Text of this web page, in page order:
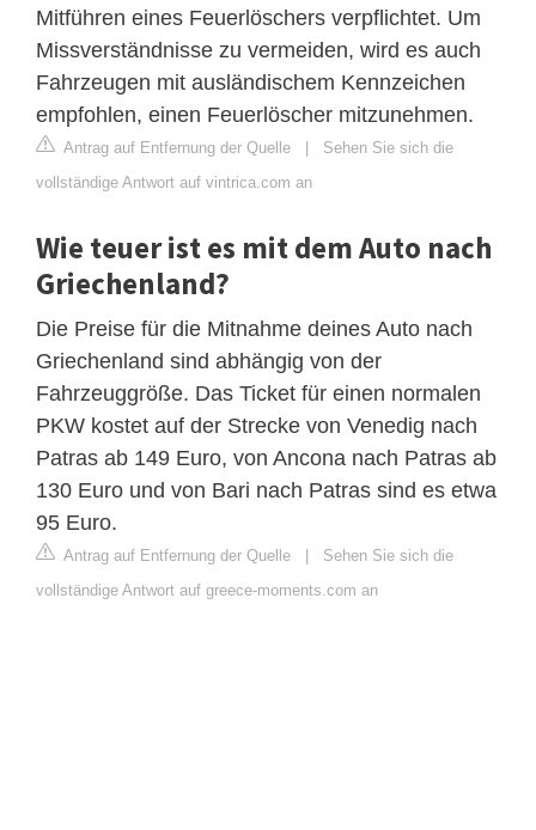
Mitführen eines Feuerlöschers verpflichtet. Um
Missverständnisse zu vermeiden, wird es auch
Fahrzeugen mit ausländischem Kennzeichen
empfohlen, einen Feuerlöscher mitzunehmen.
Antrag auf Entfernung der Quelle
Sehen Sie sich die
vollständige Antwort auf vintrica.com an
Wie teuer ist es mit dem Auto nach
Griechenland?
Die Preise für die Mitnahme deines Auto nach
Griechenland sind abhängig von der
Fahrzeuggröße. Das Ticket für einen normalen
PKW kostet auf der Strecke von Venedig nach
Patras ab 149 Euro, von Ancona nach Patras ab
130 Euro und von Bari nach Patras sind es etwa
95 Euro.
Antrag auf Entfernung der Quelle
Sehen Sie sich die
vollständige Antwort auf greece-moments.com an